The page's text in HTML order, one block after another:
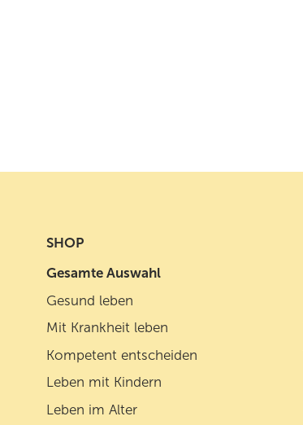
SHOP
Gesamte Auswahl
Gesund leben
Mit Krankheit leben
Kompetent entscheiden
Leben mit Kindern
Leben im Alter